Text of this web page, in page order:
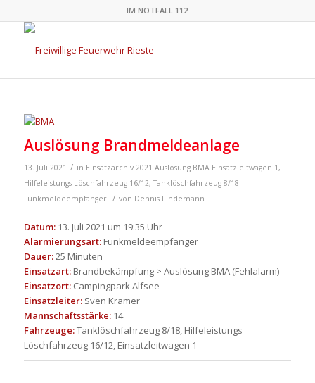
IM NOTFALL 112
Auslösung Brandmeldeanlage
13. Juli 2021 / in Einsatzarchiv 2021 Auslösung BMA Einsatzleitwagen 1,
Hilfeleistungs Löschfahrzeug 16/12,Tanklöschfahrzeug 8/18
Funkmeldeempfänger
/ von Dennis Lindemann
Datum:13. Juli 2021 um 19:35 Uhr
Alarmierungsart:Funkmeldeempfänger
Dauer:25 Minuten
Einsatzart:Brandbekämpfung > Auslösung BMA (Fehlalarm)
Einsatzort:Campingpark Alfsee
Einsatzleiter:Sven Kramer
Mannschaftsstärke:14
Fahrzeuge:Tanklöschfahrzeug 8/18, Hilfeleistungs
Löschfahrzeug 16/12, Einsatzleitwagen 1